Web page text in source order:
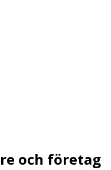
och företag